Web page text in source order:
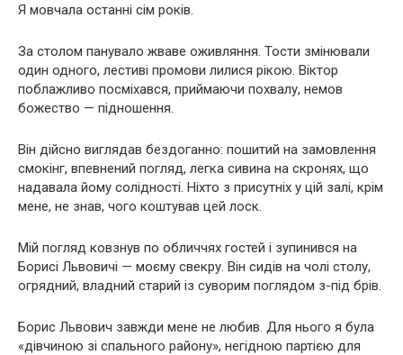
Я мовчала останні сім років.
За столом панувало жваве оживляння. Тости змінювали
один одного, лестиві промови лилися рікою. Віктор
поблажливо посміхався, приймаючи похвалу, немов
божество — підношення.
Він дійсно виглядав бездоганно: пошитий на замовлення
смокінг, впевнений погляд, легка сивина на скронях, що
надавала йому солідності. Ніхто з присутніх у цій залі, крім
мене, не знав, чого коштував цей лоск.
Мій погляд ковзнув по обличчях гостей і зупинився на
Борисі Львовичі — моєму свекру. Він сидів на чолі столу,
огрядний, владний старий із суворим поглядом з-під брів.
Борис Львович завжди мене не любив. Для нього я була
«дівчиною зі спального району», негідною партією для